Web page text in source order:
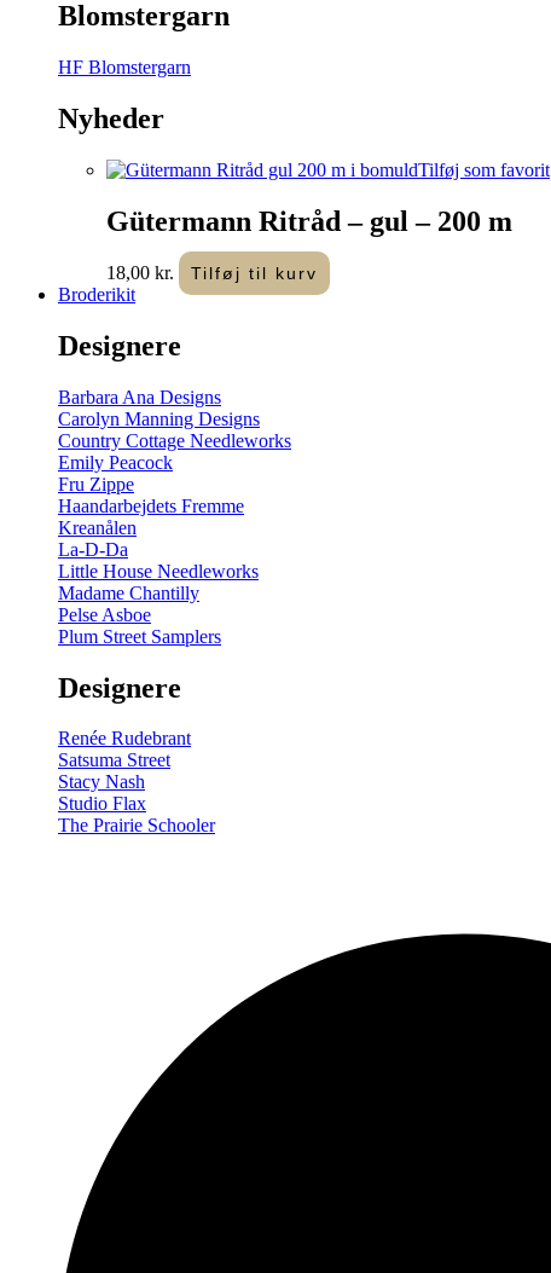
Blomstergarn
HF Blomstergarn
Nyheder
Tilføj som favorit
Gütermann Ritråd – gul – 200 m
18,00 kr. Tilføj til kurv
Broderikit
Designere
Barbara Ana Designs
Carolyn Manning Designs
Country Cottage Needleworks
Emily Peacock
Fru Zippe
Haandarbejdets Fremme
Kreanålen
La-D-Da
Little House Needleworks
Madame Chantilly
Pelse Asboe
Plum Street Samplers
Designere
Renée Rudebrant
Satsuma Street
Stacy Nash
Studio Flax
The Prairie Schooler